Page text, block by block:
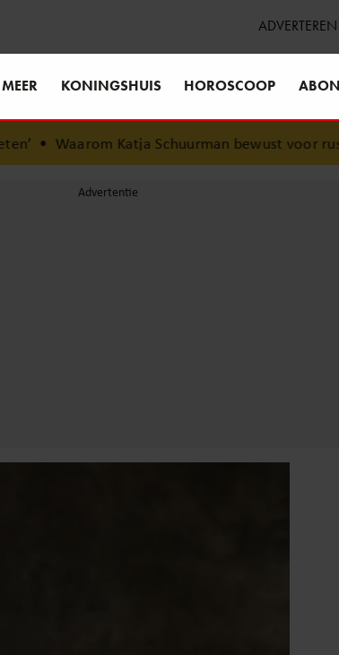
ADVERTEREN
MEER KONINGSHUIS HOROSCOOP
Schuurman bewust voor rust koos…•